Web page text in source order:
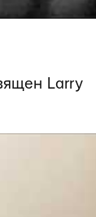
Larry